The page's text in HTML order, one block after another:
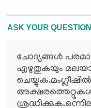
ASK YOUR QUESTION
ചോദ്യങ്ങള്‍
എഴുതുകയും
അക്ഷരത്തെറ്റുകള്‍